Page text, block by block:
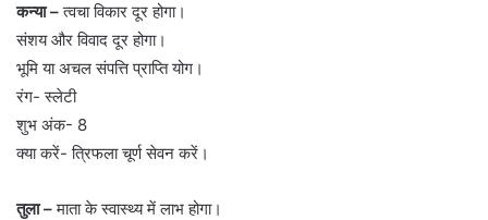
कन्या –त्वचा विकार दूर होगा।
संशय और विवाद दूर होगा।
भूमि या अचल संपत्ति प्राप्ति योग।
रंग- स्लेटी
शुभ अंक- 8
क्या करें- त्रिफला चूर्ण सेवन करें।
तुला –माता के स्वास्थ्य में लाभ होगा।